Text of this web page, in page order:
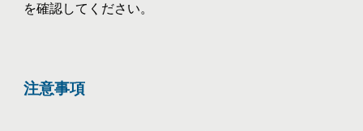
を確認してください。
注意事項